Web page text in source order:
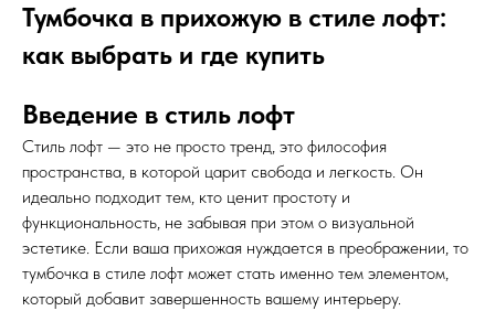
Тумбочка в прихожую в стиле лофт:
как выбрать и где купить
Введение в стиль лофт
Стиль лофт — это не просто тренд, это философия
пространства, в которой царит свобода и легкость. Он
идеально подходит тем, кто ценит простоту и
функциональность, не забывая при этом о визуальной
эстетике. Если ваша прихожая нуждается в преображении, то
тумбочка в стиле лофт может стать именно тем элементом,
который добавит завершенность вашему интерьеру.